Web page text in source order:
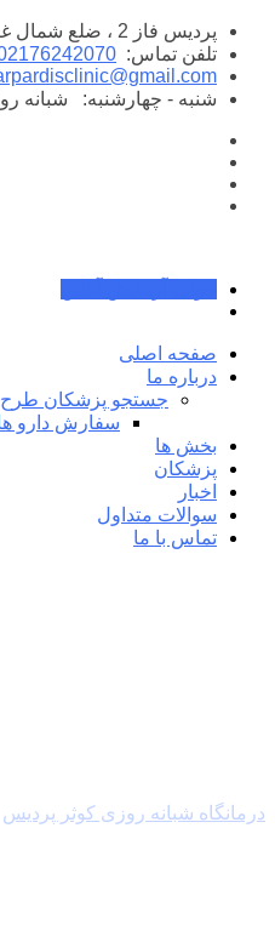
پرش
محتوا
پردیس فاز 2 ، ضلع شمال غربی میدان امام
تلفن تماس:
شنبه - چهارشنبه:
شبانه
صفحه اصلی
درباره ما
جستجو پزشکان طرح
سفارش دارو
بخش ها
پزشکان
اخبار
سوالات متداول
تماس با ما
درمانگاه شبانه روزی کوثر پردیس